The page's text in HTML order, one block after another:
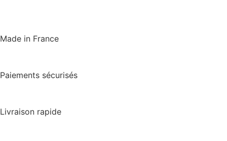
Made in France
Paiements sécurisés
Livraison rapide